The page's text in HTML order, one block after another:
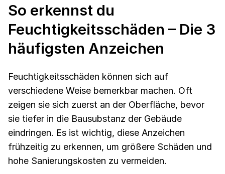
So erkennst du
Feuchtigkeitsschäden – Die 3
häufigsten Anzeichen
Feuchtigkeitsschäden können sich auf
verschiedene Weise bemerkbar machen. Oft
zeigen sie sich zuerst an der Oberfläche, bevor
sie tiefer in die Bausubstanz der Gebäude
eindringen. Es ist wichtig, diese Anzeichen
frühzeitig zu erkennen, um größere Schäden und
hohe Sanierungskosten zu vermeiden.